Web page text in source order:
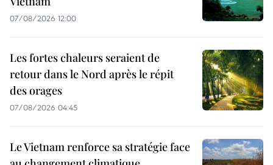
07/08/2026 12:00
Les fortes chaleurs seraient de
retour dans le Nord après le répit
des orages
07/08/2026 04:45
Le Vietnam renforce sa stratégie face